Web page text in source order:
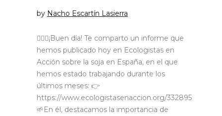
by Nacho Escartín Lasierra
🙋🏼‍♂️¡Buen día! Te comparto un informe que
hemos publicado hoy en Ecologistas en
Acción sobre la soja en España, en el que
hemos estado trabajando durante los
últimos meses: 👉
https://www.ecologistasenaccion.org/332895
🌱En él, destacamos la importancia de